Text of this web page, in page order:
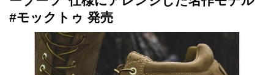
#モックトゥ 発売